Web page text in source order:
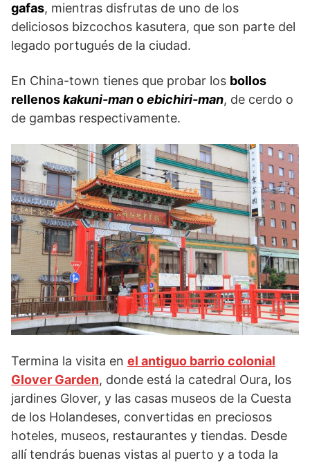
gafas, mientras disfrutas de uno de los
deliciosos bizcochos kasutera, que son parte del
legado portugués de la ciudad.
En China-town tienes que probar los bollos
rellenoskakuni-manoebichiri-man, de cerdo o
de gambas respectivamente.
Termina la visita en el antiguo barrio colonial
Glover Garden, donde está la catedral Oura, los
jardines Glover, y las casas museos de la Cuesta
de los Holandeses, convertidas en preciosos
hoteles, museos, restaurantes y tiendas. Desde
allí tendrás buenas vistas al puerto y a toda la